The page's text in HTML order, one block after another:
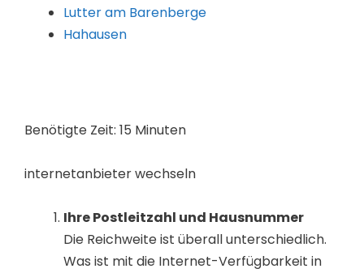
Lutter am Barenberge
Hahausen
Benötigte Zeit: 15 Minuten
internetanbieter wechseln
Ihre Postleitzahl und Hausnummer
Die Reichweite ist überall unterschiedlich.
Was ist mit die Internet-Verfügbarkeit in